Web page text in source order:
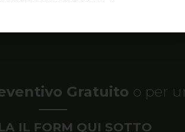
Gratuito o per
IL FORM QUI SOTTO